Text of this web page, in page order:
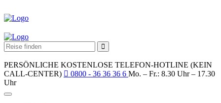
PERSÖNLICHE KOSTENLOSE TELEFON-HOTLINE (KEIN
CALL-CENTER)
0800 - 36 36 36 6 Mo. – Fr.: 8.30 Uhr – 17.30
Uhr